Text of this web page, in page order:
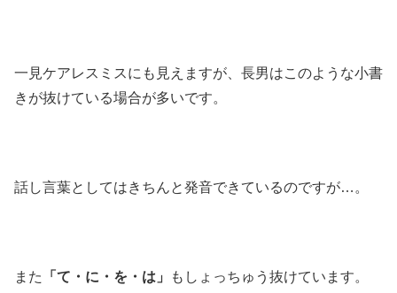
一見ケアレスミスにも見えますが、長男はこのような小書
きが抜けている場合が多いです。
話し言葉としてはきちんと発音できているのですが…。
また 「て・に・を・は」 もしょっちゅう抜けています。